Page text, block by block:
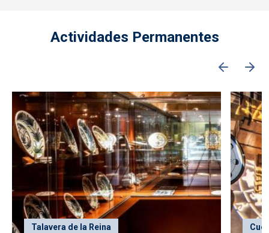
Actividades Permanentes
Talavera de la Reina